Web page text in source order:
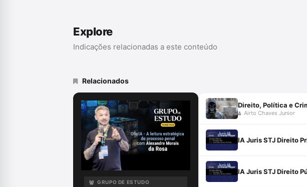
Explore
Indicações relacionadas a este conteúdo
Relacionados
GRUPO DE ESTUDO
Direito, Política e
Airto Chaves Junior
IA Juris STJ Direito
IA Juris STJ Direito